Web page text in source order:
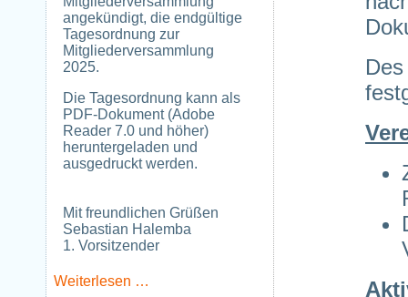
angekündigt, die endgültige
Tagesordnung zur
Mitgliederversammlung
2025.
Die Tagesordnung kann als
PDF-Dokument (Adobe
Reader 7.0 und höher)
heruntergeladen und
ausgedruckt werden.
Mit freundlichen Grüßen
Sebastian Halemba
1. Vorsitzender
Weiterlesen …